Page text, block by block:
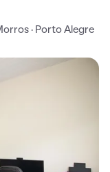
· Porto Alegre